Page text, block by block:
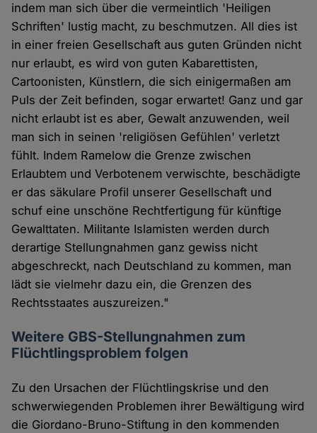
indem man sich über die vermeintlich 'Heiligen
Schriften' lustig macht, zu beschmutzen. All dies ist
in einer freien Gesellschaft aus guten Gründen nicht
nur erlaubt, es wird von guten Kabarettisten,
Cartoonisten, Künstlern, die sich einigermaßen am
Puls der Zeit befinden, sogar erwartet! Ganz und gar
nicht erlaubt ist es aber, Gewalt anzuwenden, weil
man sich in seinen 'religiösen Gefühlen' verletzt
fühlt. Indem Ramelow die Grenze zwischen
Erlaubtem und Verbotenem verwischte, beschädigte
er das säkulare Profil unserer Gesellschaft und
schuf eine unschöne Rechtfertigung für künftige
Gewalttaten. Militante Islamisten werden durch
derartige Stellungnahmen ganz gewiss nicht
abgeschreckt, nach Deutschland zu kommen, man
lädt sie vielmehr dazu ein, die Grenzen des
Rechtsstaates auszureizen."
Weitere GBS-Stellungnahmen zum
Flüchtlingsproblem folgen
Zu den Ursachen der Flüchtlingskrise und den
schwerwiegenden Problemen ihrer Bewältigung wird
die Giordano-Bruno-Stiftung in den kommenden